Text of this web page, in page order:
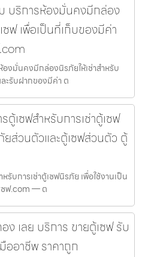
บริการห้องมั่นคงมีกล่อง
ซฟ เพื่อเป็นที่เก็บของมีค่า
งมั่นคงมีกล่องนิรภัยให้เช่าสำหรับ
ละรับฝากของมีค่า ต
เซฟสำหรับการเช่าตู้เซฟ
ยส่วนตัวและตู้เซฟส่วนตัว ตู้
บการเช่าตู้เซฟนิรภัย เพื่อใช้งานเป็น
ซฟ.com — ต
เลย บริการ ขายตู้เซฟ รับ
อาชีพ ราคาถูก